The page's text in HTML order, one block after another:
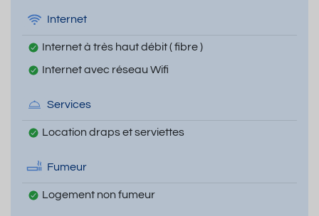
Internet
Internet à très haut débit ( fibre )
Internet avec réseau Wifi
Services
Location draps et serviettes
Fumeur
Logement non fumeur